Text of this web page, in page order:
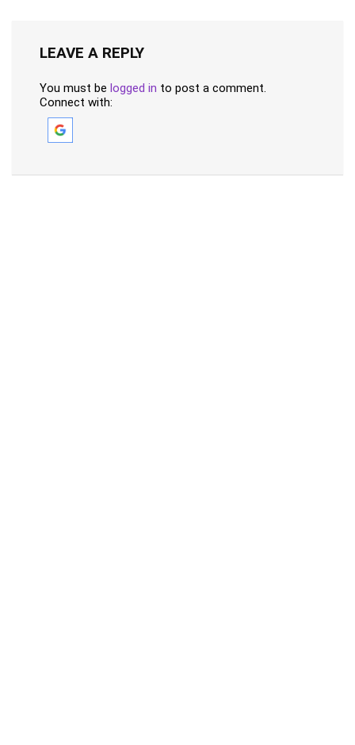
LEAVE A REPLY
You must be logged in to post a comment.
Connect with: